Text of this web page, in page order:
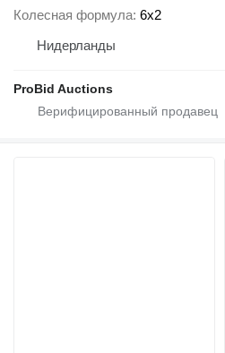
Колесная формула 6x2
Нидерланды
ProBid Auctions